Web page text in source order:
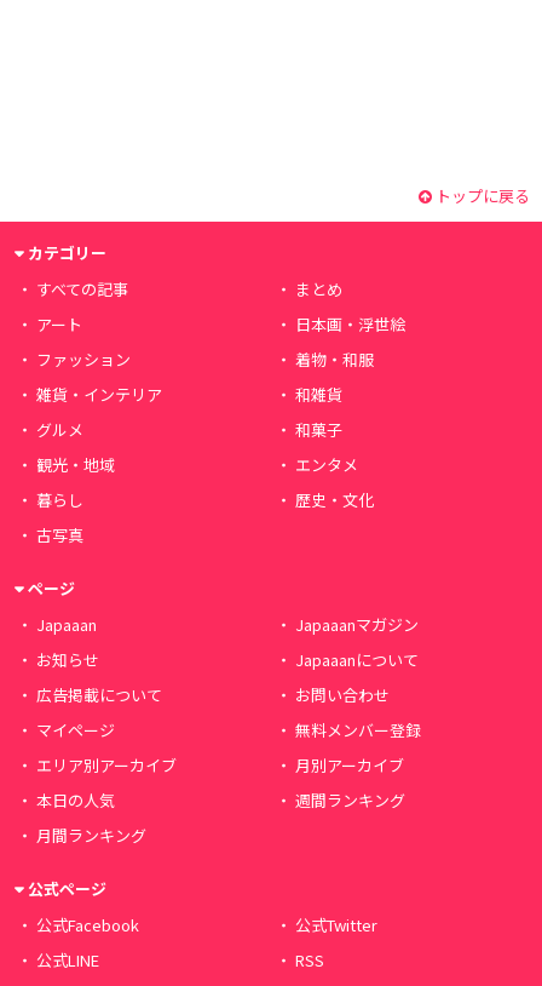
トップに戻る
カテゴリー
すべての記事
まとめ
アート
日本画・浮世絵
ファッション
着物・和服
雑貨・インテリア
和雑貨
グルメ
和菓子
観光・地域
エンタメ
暮らし
歴史・文化
古写真
ページ
Japaaan
Japaaanマガジン
お知らせ
Japaaanについて
広告掲載について
お問い合わせ
マイページ
無料メンバー登録
エリア別アーカイブ
月別アーカイブ
本日の人気
週間ランキング
月間ランキング
公式ページ
公式Facebook
公式Twitter
公式LINE
RSS